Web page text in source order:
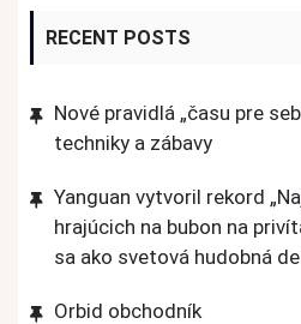
RECENT POSTS
Nové pravidlá „času pre
techniky a zábavy
Yanguan vytvoril rekord
hrajúcich na bubon na
sa ako svetová hudobná
Orbid obchodník